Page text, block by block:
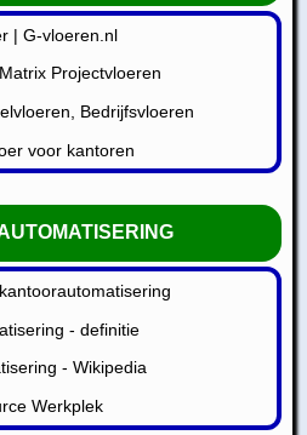
| G-vloeren.nl
Projectvloeren
Bedrijfsvloeren
voor kantoren
- definitie
- Wikipedia
Werkplek